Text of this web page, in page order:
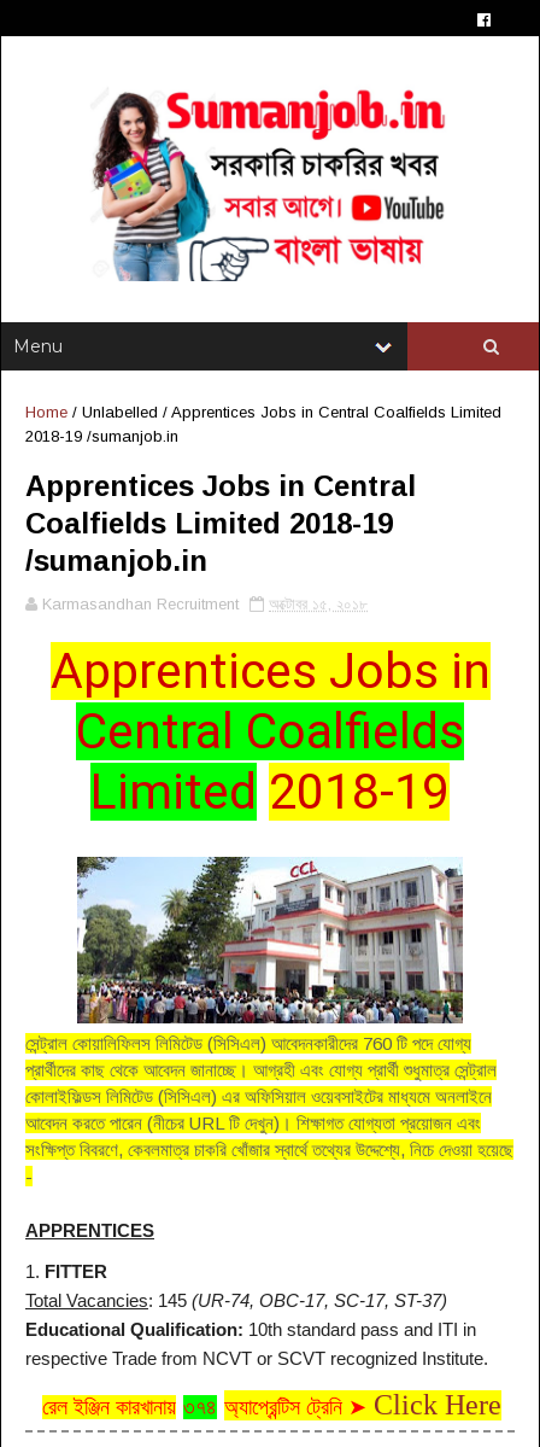
Home / Unlabelled / Apprentices Jobs in Central Coalfields Limited
2018-19 /sumanjob.in
Apprentices Jobs in Central
Coalfields Limited 2018-19
/sumanjob.in
Karmasandhan Recruitment অক্টোবর ১৫, ২০১৮
Apprentices Jobs in
Central Coalfields
Limited 2018-19
সেন্ট্রাল কোয়ালিফিলস লিমিটেড (সিসিএল) আবেদনকারীদের 760 টি পদে যোগ্য
প্রার্থীদের কাছ থেকে আবেদন জানাচ্ছে। আগ্রহী এবং যোগ্য প্রার্থী শুধুমাত্র সেন্ট্রাল
কোলাইফিল্ডস লিমিটেড (সিসিএল) এর অফিসিয়াল ওয়েবসাইটের মাধ্যমে অনলাইনে
আবেদন করতে পারেন (নীচের URL টি দেখুন)। শিক্ষাগত যোগ্যতা প্রয়োজন এবং
সংক্ষিপ্ত বিবরণে, কেবলমাত্র চাকরি খোঁজার স্বার্থে তথ্যের উদ্দেশ্যে, নিচে দেওয়া হয়েছে
-
APPRENTICES
1. FITTER
Total Vacancies: 145 (UR-74, OBC-17, SC-17, ST-37)
Educational Qualification: 10th standard pass and ITI in
respective Trade from NCVT or SCVT recognized Institute.
রেল ইঞ্জিন কারখানায় ৩৭৪ অ্যাপ্রেন্টিস ট্রেনি ➤ Click Here